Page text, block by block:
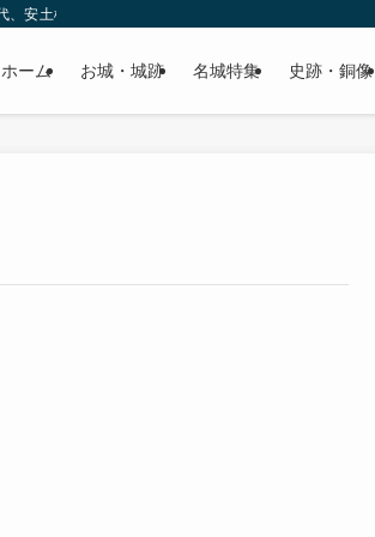
安土桃山時代（戦国時代）、江戸時代と幅広くご紹介
ホーム お城・城跡 名城特集 史跡・銅像